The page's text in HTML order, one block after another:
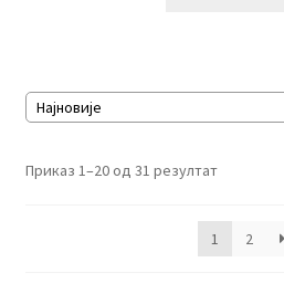
Приказ 1–20 од 31 резултатСортирано
најновијем
1
2